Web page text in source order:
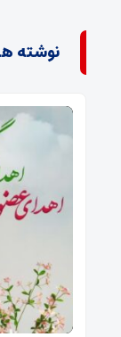
نوشته